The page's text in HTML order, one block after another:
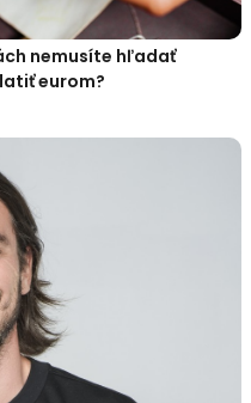
nemusíte hľadať
eurom?